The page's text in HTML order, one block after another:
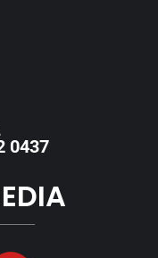
0437